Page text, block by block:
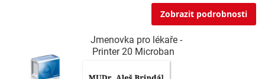
Zobrazit podrobnosti
Jmenovka pro lékaře -
Printer 20 Microban